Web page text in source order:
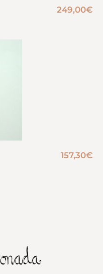
249,00€
157,30€